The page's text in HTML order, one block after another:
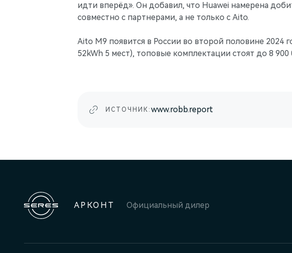
идти вперёд». Он добавил, что Huawei намерена
совместно с партнерами, а не только с Aito.
Aito M9 появится в России во второй половине 2024
52kWh 5 мест), топовые комплектации стоят до 8 900
ИСТОЧНИК: www.robb.report
АРКОНТ Официальный дилер